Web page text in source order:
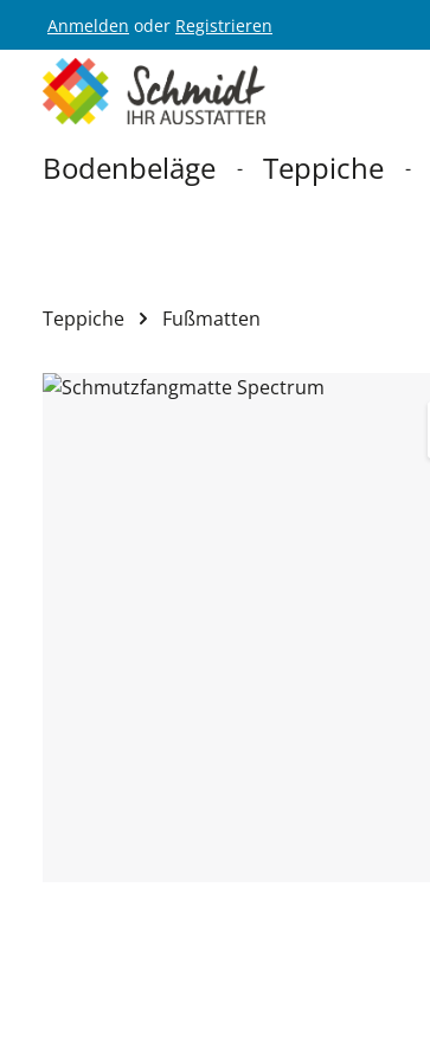
Hauptnavigation springen
Anmelden oder Registrieren
Bodenbeläge Teppiche
Teppiche Fußmatten
Bildergalerie überspringen